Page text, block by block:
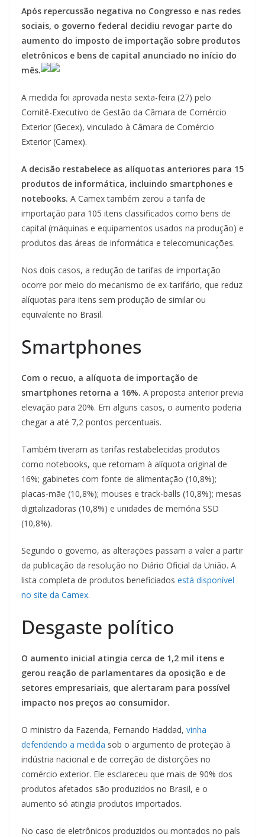
Após repercussão negativa no Congresso e nas redes
sociais, o governo federal decidiu revogar parte do
aumento do imposto de importação sobre produtos
eletrônicos e bens de capital anunciado no início do
mês.
A medida foi aprovada nesta sexta-feira (27) pelo
Comitê-Executivo de Gestão da Câmara de Comércio
Exterior (Gecex), vinculado à Câmara de Comércio
Exterior (Camex).
A decisão restabelece as alíquotas anteriores para 15
produtos de informática, incluindo smartphones e
notebooks. A Camex também zerou a tarifa de
importação para 105 itens classificados como bens de
capital (máquinas e equipamentos usados na produção) e
produtos das áreas de informática e telecomunicações.
Nos dois casos, a redução de tarifas de importação
ocorre por meio do mecanismo de ex-tarifário, que reduz
alíquotas para itens sem produção de similar ou
equivalente no Brasil.
Smartphones
Com o recuo, a alíquota de importação de
smartphones retorna a 16%. A proposta anterior previa
elevação para 20%. Em alguns casos, o aumento poderia
chegar a até 7,2 pontos percentuais.
Também tiveram as tarifas restabelecidas produtos
como notebooks, que retornam à alíquota original de
16%; gabinetes com fonte de alimentação (10,8%);
placas-mãe (10,8%); mouses e track-balls (10,8%); mesas
digitalizadoras (10,8%) e unidades de memória SSD
(10,8%).
Segundo o governo, as alterações passam a valer a partir
da publicação da resolução no Diário Oficial da União. A
lista completa de produtos beneficiados está disponível
no site da Camex.
Desgaste político
O aumento inicial atingia cerca de 1,2 mil itens e
gerou reação de parlamentares da oposição e de
setores empresariais, que alertaram para possível
impacto nos preços ao consumidor.
O ministro da Fazenda, Fernando Haddad, vinha
defendendo a medida sob o argumento de proteção à
indústria nacional e de correção de distorções no
comércio exterior. Ele esclareceu que mais de 90% dos
produtos afetados são produzidos no Brasil, e o
aumento só atingia produtos importados.
No caso de eletrônicos produzidos ou montados no país